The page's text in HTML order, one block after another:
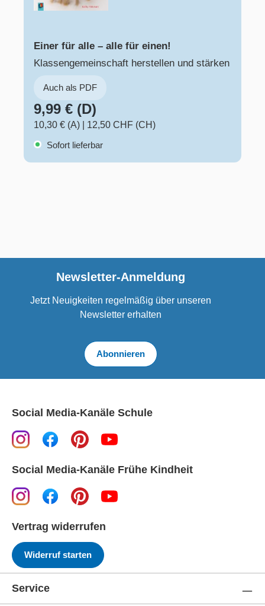
Einer für alle – alle für einen!
Klassengemeinschaft herstellen und stärken
Auch als PDF
9,99 € (D)
10,30 € (A)
12,50 CHF (CH)
Sofort lieferbar
Newsletter-Anmeldung
Jetzt Neuigkeiten regelmäßig über unseren
Newsletter erhalten
Abonnieren
Social Media-Kanäle Schule
Social Media-Kanäle Frühe Kindheit
Vertrag widerrufen
Widerruf starten
Service